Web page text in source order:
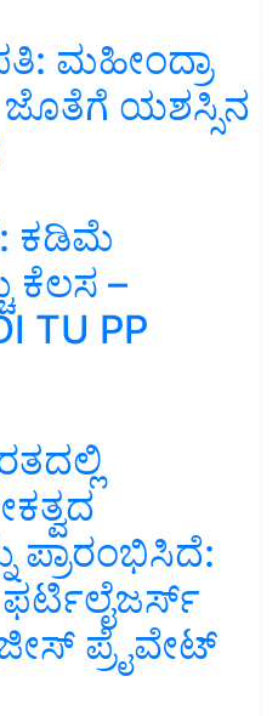
ಮಹೀಂದ್ರಾ
ಜೊತೆಗೆ ಯಶಸ್ಸಿನ
ಕಡಿಮೆ
ಕೆಲಸ –
TU PP
ಪ್ರೈವೇಟ್